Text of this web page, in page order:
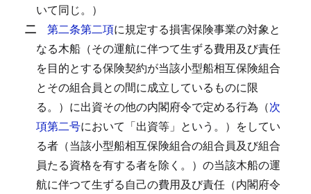
いて同じ。）
二 第二条第二項に規定する損害保険事業の対象と
なる木船（その運航に伴つて生ずる費用及び責任
を目的とする保険契約が当該小型船相互保険組合
とその組合員との間に成立しているものに限
る。）に出資その他の内閣府令で定める行為（次
項第二号において「出資等」という。）をしてい
る者（当該小型船相互保険組合の組合員及び組合
員たる資格を有する者を除く。）の当該木船の運
航に伴つて生ずる自己の費用及び責任（内閣府令